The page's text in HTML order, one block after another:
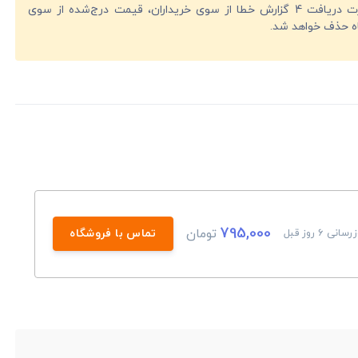
در صورت دریافت 4 گزارش خطا از سوی خریداران، قیمت درج‌شده از سوی
حذف خواهد شد.
6 روز قبل 795,000 تومان تماس با فروشگاه